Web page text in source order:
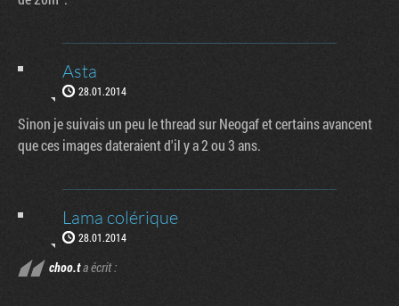
Asta
28.01.2014
Sinon je suivais un peu le thread sur Neogaf et certains avancent
que ces images dateraient d'il y a 2 ou 3 ans.
Lama colérique
28.01.2014
choo.ta écrit :